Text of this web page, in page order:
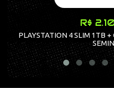
R$
PLAYSTATION 4 SLIM 1TB